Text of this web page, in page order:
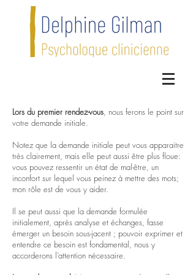
Lors du premier rendez-vous, nous ferons le point sur
votre demande initiale.
Notez que la demande initiale peut vous apparaitre
très clairement, mais elle peut aussi être plus floue:
vous pouvez ressentir un état de mal-être, un
inconfort sur lequel vous peinez à mettre des mots;
mon rôle est de vous y aider.
Il se peut aussi que la demande formulée
initialement, après analyse et échanges, fasse
émerger un besoin sous-jacent ; pouvoir exprimer et
entendre ce besoin est fondamental, nous y
accorderons l’attention nécessaire.